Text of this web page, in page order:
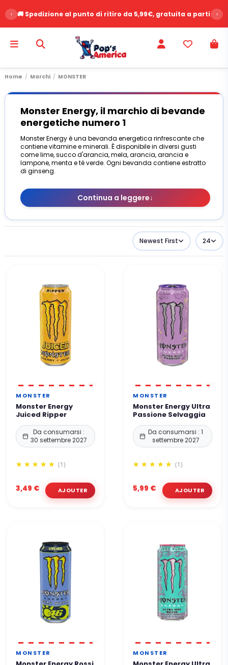
‹ ⭐ Oltre 2500 recensioni clienti - Voto 9.6/10 ›
Home Marchi MONSTER
Monster Energy, il marchio di bevande
energetiche numero 1
Monster Energy è una bevanda energetica rinfrescante che
contiene vitamine e minerali. È disponibile in diversi gusti
come lime, succo d'arancia, mela, arancia, arancia e
lampone, menta e tè verde. Ogni bevanda contiene estratto
di ginseng.
Continua a leggere↓
Newest First 24
MONSTER
Monster Energy
Juiced Ripper
Da consumarsi :
30 settembre 2027
(1)
3,49 €
MONSTER
Monster Energy Ultra
Passione Selvaggia
Da consumarsi : 1
settembre 2027
(1)
5,99 €
MONSTER MONSTER